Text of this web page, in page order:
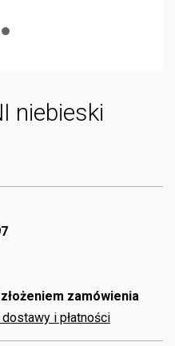
niebieski
zamówienia
i płatności